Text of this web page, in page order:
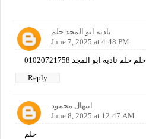
ناديه ابو المجد حلم
June 7, 2025 at 4:48 PM
حلم حلم ناديه ابو المجد 01020721758
Reply
ابتهال محمود
June 8, 2025 at 12:47 AM
حلم